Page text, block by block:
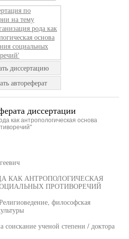
диссертацию
автореферат
диссертации
как антропологическая основа
КАК АНТРОПОЛОГИЧЕСКАЯ
ПРОТИВОРЕЧИЙ
философская
соискание ученой степени / доктора